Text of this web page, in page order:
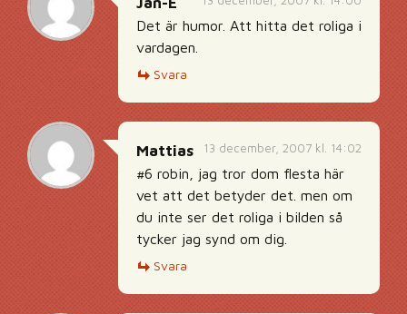
Det är humor. Att hitta det roliga i
vardagen.
Svara
13 december, 2007 kl. 14:02
Mattias
#6 robin, jag tror dom flesta här
vet att det betyder det. men om
du inte ser det roliga i bilden så
tycker jag synd om dig.
Svara